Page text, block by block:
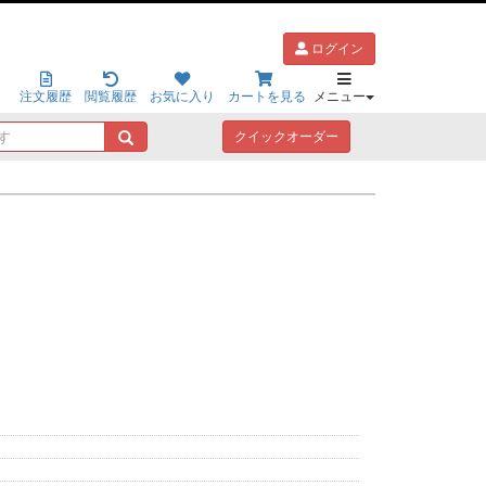
ログイン
注文履歴 閲覧履歴 お気に入り カートを見る メニュー
クイックオーダー